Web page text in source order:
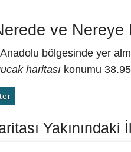
ve Nereye
bölgesinde yer
haritası konumu
Yakınındaki